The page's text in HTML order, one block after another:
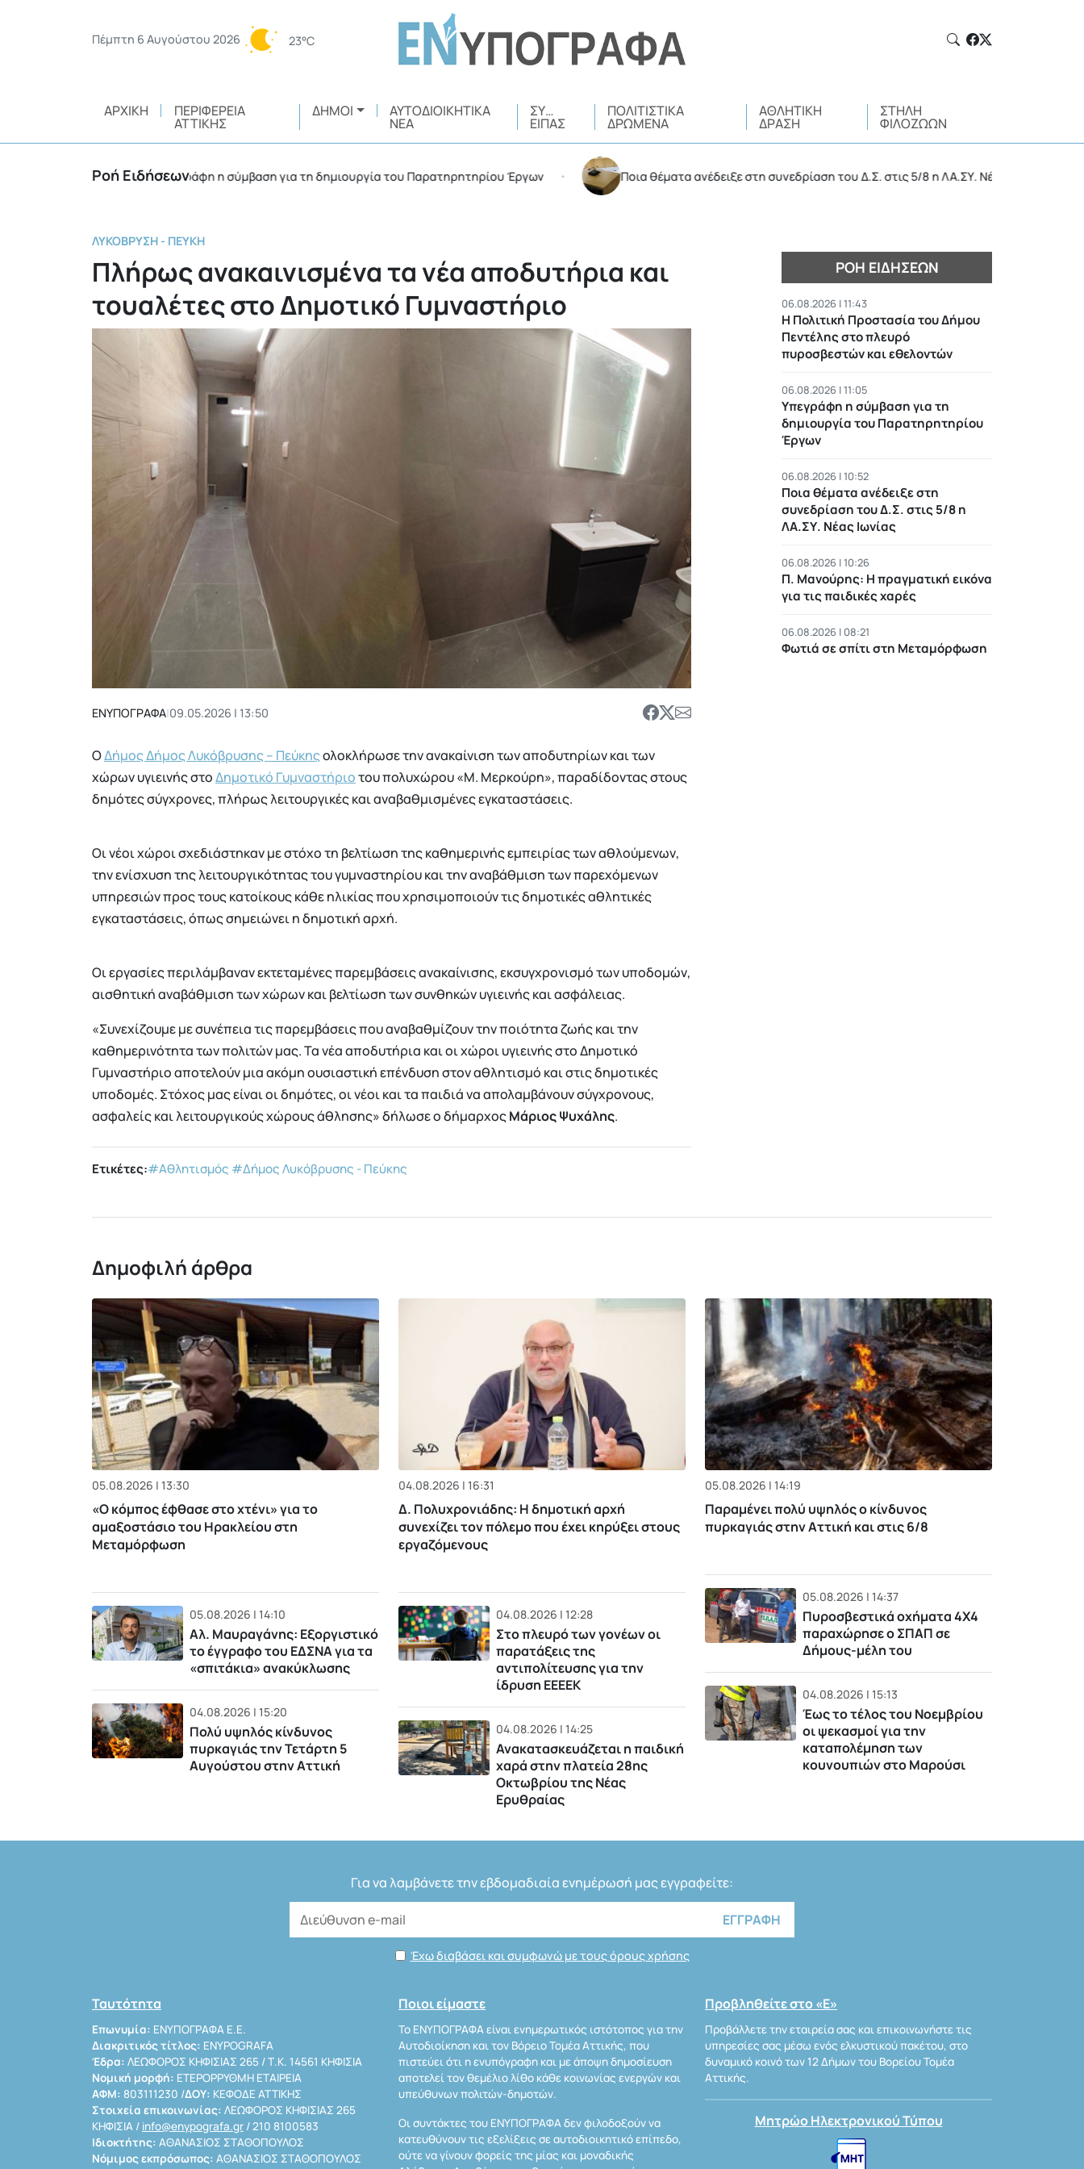
Πέμπτη 6 Αυγούστου 2026 23°C
ΑΡΧΙΚΉ ΠΕΡΙΦΈΡΕΙΑ
ΑΤΤΙΚΉΣ
ΔΉΜΟΙ ΑΥΤΟΔΙΟΙΚΗΤΙΚΆ
ΝΈΑ
ΣΥ…
ΕΊΠΑΣ
ΠΟΛΙΤΙΣΤΙΚΆ
ΔΡΏΜΕΝΑ
ΑΘΛΗΤΙΚΉ
ΔΡΆΣΗ
ΣΤΉΛΗ
ΦΙΛΌΖΩΩΝ
Ροή Ειδήσεων
Υπεγράφη η σύμβαση για τη δημιουργία του Παρατηρητηρίου Έργων • Ποια θέματα ανέδειξε στη συνεδρίαση του Δ.Σ. στις 5/8 η ΛΑ.ΣΥ. Νέας Ιωνίας
ΛΥΚΌΒΡΥΣΗ - ΠΕΎΚΗ
Πλήρως ανακαινισμένα τα νέα αποδυτήρια και
τουαλέτες στο Δημοτικό Γυμναστήριο
ΕΝΥΠΟΓΡΑΦΑ|09.05.2026 | 13:50
ΟΔήμος Δήμος Λυκόβρυσης – Πεύκηςολοκλήρωσε την ανακαίνιση των αποδυτηρίων και των
χώρων υγιεινής στοΔημοτικό Γυμναστήριοτου πολυχώρου «Μ. Μερκούρη», παραδίδοντας στους
δημότες σύγχρονες, πλήρως λειτουργικές και αναβαθμισμένες εγκαταστάσεις.
Οι νέοι χώροι σχεδιάστηκαν με στόχο τη βελτίωση της καθημερινής εμπειρίας των αθλούμενων,
την ενίσχυση της λειτουργικότητας του γυμναστηρίου και την αναβάθμιση των παρεχόμενων
υπηρεσιών προς τους κατοίκους κάθε ηλικίας που χρησιμοποιούν τις δημοτικές αθλητικές
εγκαταστάσεις, όπως σημειώνει η δημοτική αρχή.
Οι εργασίες περιλάμβαναν εκτεταμένες παρεμβάσεις ανακαίνισης, εκσυγχρονισμό των υποδομών,
αισθητική αναβάθμιση των χώρων και βελτίωση των συνθηκών υγιεινής και ασφάλειας.
«Συνεχίζουμε με συνέπεια τις παρεμβάσεις που αναβαθμίζουν την ποιότητα ζωής και την
καθημερινότητα των πολιτών μας. Τα νέα αποδυτήρια και οι χώροι υγιεινής στο Δημοτικό
Γυμναστήριο αποτελούν μια ακόμη ουσιαστική επένδυση στον αθλητισμό και στις δημοτικές
υποδομές. Στόχος μας είναι οι δημότες, οι νέοι και τα παιδιά να απολαμβάνουν σύγχρονους,
ασφαλείς και λειτουργικούς χώρους άθλησης» δήλωσε ο δήμαρχοςΜάριος Ψυχάλης.
Ετικέτες:#Αθλητισμός #Δήμος Λυκόβρυσης - Πεύκης
ΡΟΉ ΕΙΔΉΣΕΩΝ
06.08.2026 | 11:43
Η Πολιτική Προστασία του Δήμου
Πεντέλης στο πλευρό
πυροσβεστών και εθελοντών
06.08.2026 | 11:05
Υπεγράφη η σύμβαση για τη
δημιουργία του Παρατηρητηρίου
Έργων
06.08.2026 | 10:52
Ποια θέματα ανέδειξε στη
συνεδρίαση του Δ.Σ. στις 5/8 η
ΛΑ.ΣΥ. Νέας Ιωνίας
06.08.2026 | 10:26
Π. Μανούρης: H πραγματική εικόνα
για τις παιδικές χαρές
06.08.2026 | 08:21
Φωτιά σε σπίτι στη Μεταμόρφωση
Δημοφιλή άρθρα
05.08.2026 | 13:30
«Ο κόμπος έφθασε στο χτένι» για το
αμαξοστάσιο του Ηρακλείου στη
Μεταμόρφωση
05.08.2026 | 14:10
Αλ. Μαυραγάνης: Εξοργιστικό
το έγγραφο του ΕΔΣΝΑ για τα
«σπιτάκια» ανακύκλωσης
04.08.2026 | 15:20
Πολύ υψηλός κίνδυνος
πυρκαγιάς την Τετάρτη 5
Αυγούστου στην Αττική
04.08.2026 | 16:31
Δ. Πολυχρονιάδης: Η δημοτική αρχή
συνεχίζει τον πόλεμο που έχει κηρύξει στους
εργαζόμενους
04.08.2026 | 12:28
Στο πλευρό των γονέων οι
παρατάξεις της
αντιπολίτευσης για την
ίδρυση ΕΕΕΕΚ
04.08.2026 | 14:25
Ανακατασκευάζεται η παιδική
χαρά στην πλατεία 28ης
Οκτωβρίου της Νέας
Ερυθραίας
05.08.2026 | 14:19
Παραμένει πολύ υψηλός ο κίνδυνος
πυρκαγιάς στην Αττική και στις 6/8
05.08.2026 | 14:37
Πυροσβεστικά οχήματα 4Χ4
παραχώρησε ο ΣΠΑΠ σε
Δήμους-μέλη του
04.08.2026 | 15:13
Έως το τέλος του Νοεμβρίου
οι ψεκασμοί για την
καταπολέμηση των
κουνουπιών στο Μαρούσι
Για να λαμβάνετε την εβδομαδιαία ενημέρωσή μας εγγραφείτε:
Έχω διαβάσει και συμφωνώ με τους όρους χρήσης
Ταυτότητα
Επωνυμία: ΕΝΥΠΟΓΡΑΦΑ Ε.Ε.
Διακριτικός τίτλος: ENYPOGRAFA
Έδρα: ΛΕΩΦΟΡΟΣ ΚΗΦΙΣΙΑΣ 265 / Τ.Κ. 14561 ΚΗΦΙΣΙΑ
Νομική μορφή: ΕΤΕΡΟΡΡΥΘΜΗ ΕΤΑΙΡΕΙΑ
ΑΦΜ: 803111230 /ΔΟΥ: ΚΕΦΟΔΕ ΑΤΤΙΚΗΣ
Στοιχεία επικοινωνίας: ΛΕΩΦΟΡΟΣ ΚΗΦΙΣΙΑΣ 265
ΚΗΦΙΣΙΑ / info@enypografa.gr / 210 8100583
Ιδιοκτήτης: ΑΘΑΝΑΣΙΟΣ ΣΤΑΘΟΠΟΥΛΟΣ
Νόμιμος εκπρόσωπος: ΑΘΑΝΑΣΙΟΣ ΣΤΑΘΟΠΟΥΛΟΣ
Ποιοι είμαστε
Το ΕΝΥΠΟΓΡΑΦΑ είναι ενημερωτικός ιστότοπος για την
Αυτοδιοίκηση και τον Βόρειο Τομέα Αττικής, που
πιστεύει ότι η ενυπόγραφη και με άποψη δημοσίευση
αποτελεί τον θεμέλιο λίθο κάθε κοινωνίας ενεργών και
υπεύθυνων πολιτών-δημοτών.
Οι συντάκτες του ΕΝΥΠΟΓΡΑΦΑ δεν φιλοδοξούν να
κατευθύνουν τις εξελίξεις σε αυτοδιοικητικό επίπεδο,
ούτε να γίνουν φορείς της μίας και μοναδικής
Προβληθείτε στο «Ε»
Προβάλλετε την εταιρεία σας και επικοινωνήστε τις
υπηρεσίες σας μέσω ενός ελκυστικού πακέτου, στο
δυναμικό κοινό των 12 Δήμων του Βορείου Τομέα
Αττικής.
Μητρώο Ηλεκτρονικού Τύπου